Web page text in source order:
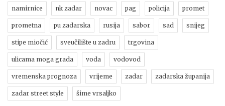
namirnice nk zadar novac pag policija promet
prometna pu zadarska rusija sabor sad snijeg
stipe miočić sveučilište u zadru trgovina
ulicama moga grada voda vodovod
vremenska prognoza vrijeme zadar zadarska županija
zadar street style šime vrsaljko